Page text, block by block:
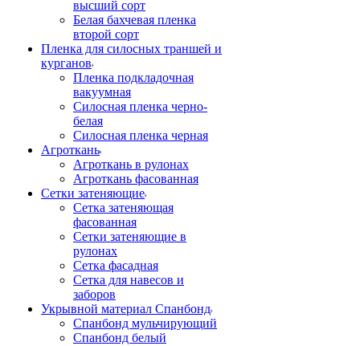
высший сорт
Белая бахчевая пленка
второй сорт
Пленка для силосных траншей и
курганов
Пленка подкладочная
вакуумная
Силосная пленка черно-
белая
Силосная пленка черная
Агроткань
Агроткань в рулонах
Агроткань фасованная
Сетки затеняющие
Сетка затеняющая
фасованная
Сетки затеняющие в
рулонах
Сетка фасадная
Сетка для навесов и
заборов
Укрывной материал Спанбонд
Спанбонд мульчирующий
Спанбонд белый